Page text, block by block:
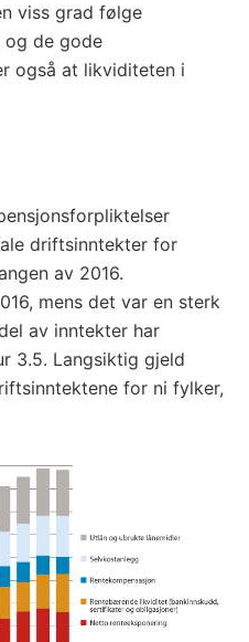
viss grad følge
og de gode
også at likviditeten i
driftsinntekter for
av 2016.
mens det var en sterk
av inntekter har
3.5. Langsiktig gjeld
for ni fylker,